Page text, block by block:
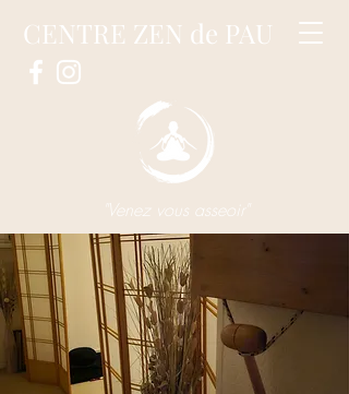
CENTRE ZEN de PAU
"Venez vous asseoir"